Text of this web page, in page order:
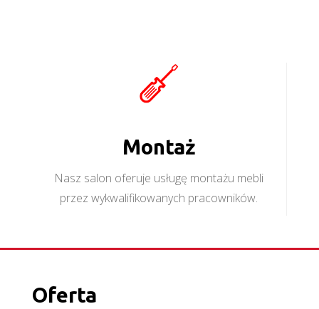
Montaż
Nasz salon oferuje usługę montażu mebli
przez wykwalifikowanych pracowników.
Oferta